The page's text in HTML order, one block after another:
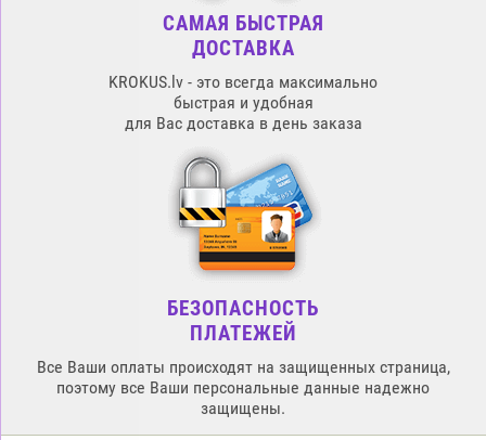
САМАЯ БЫСТРАЯ
ДОСТАВКА
KROKUS.lv - это всегда максимально
быстрая и удобная
для Вас доставка в день заказа
БЕЗОПАСНОСТЬ
ПЛАТЕЖЕЙ
Все Ваши оплаты происходят на защищенных страница,
поэтому все Ваши персональные данные надежно
защищены.